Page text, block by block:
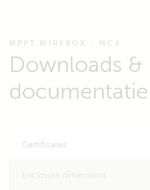
MPPT WIREBOX - MC4
Downloads &
documentatie
Certificates